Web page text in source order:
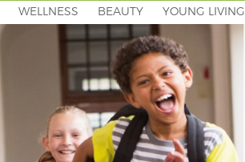
WELLNESS BEAUTY YOUNG LIVING